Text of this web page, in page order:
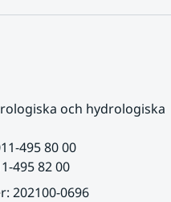
och hydrologiska
495 80 00
495 82 00
202100-0696